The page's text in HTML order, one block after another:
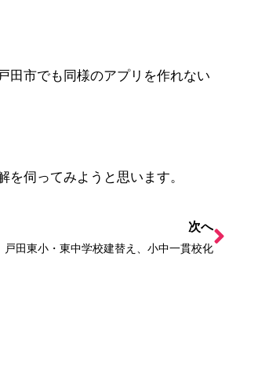
田市でも同様のアプリを作れない
伺ってみようと思います。
次へ
戸田東小・東中学校建替え、小中一貫校化